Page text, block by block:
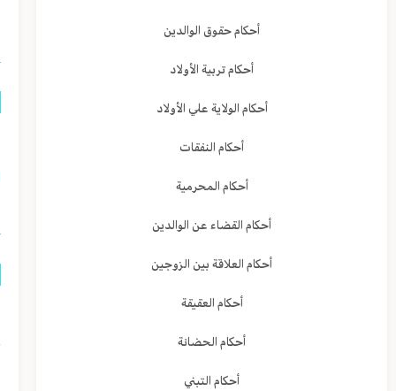
أحكام حقوق الوالدين
أحكام تربية الأولاد
أحكام الولاية علي الأولاد
أحكام النفقات
أحكام المحرمية
أحكام القضاء عن الوالدين
أحكام العلاقة بين الزوجين
أحكام العقيقة
أحكام الحضانة
أحكام التبني